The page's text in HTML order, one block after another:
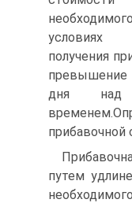
условиях
получения
превышение
дня над
прибавочной
путем